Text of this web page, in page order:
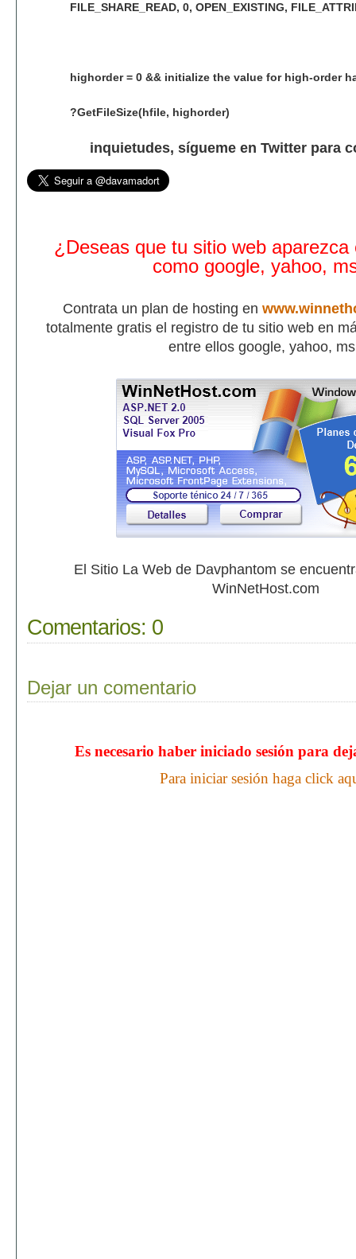
FILE_SHARE_READ, 0, OPEN_EXISTING,
highorder = 0 && initialize the value for high-order
?GetFileSize(hfile, highorder)
inquietudes, sígueme en Twitter para
¿Deseas que tu sitio web aparezca
como google, yahoo,
Contrata un plan de hosting en
totalmente gratis el registro de tu sitio web en
entre ellos google, yahoo,
El Sitio La Web de Davphantom se
WinNetHost.com
Comentarios: 0
Dejar un comentario
Es necesario haber iniciado sesión para
Para iniciar sesión haga click